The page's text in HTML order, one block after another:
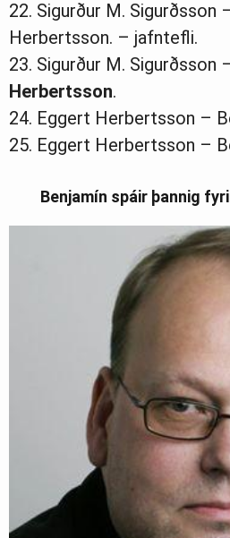
22. Sigurður M. Sigurðsson
Herbertsson. – jafntefli.
23. Sigurður M. Sigurðsson
Herbertsson.
24. Eggert Herbertsson –
25. Eggert Herbertsson –
Benjamín spáir þannig